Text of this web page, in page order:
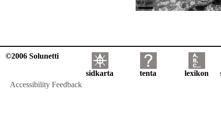
©2006 Solunetti
sidkarta tenta lexikon
Accessibility Feedback